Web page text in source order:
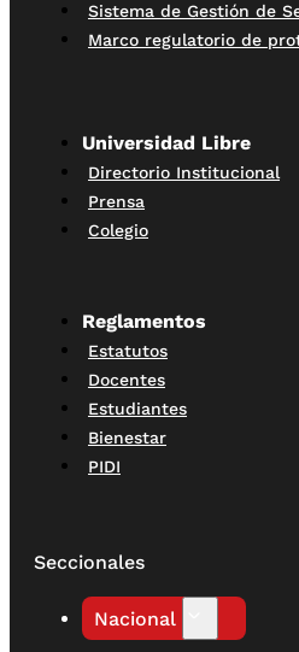
Sistema de Gestión de
Marco regulatorio de
Universidad Libre
Directorio Institucional
Prensa
Colegio
Reglamentos
Estatutos
Docentes
Estudiantes
Bienestar
PIDI
Seccionales
Nacional